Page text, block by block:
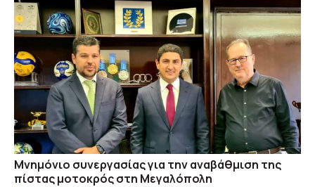
Μνημόνιο συνεργασίας για την αναβάθμιση της
πίστας μοτοκρός στη Μεγαλόπολη